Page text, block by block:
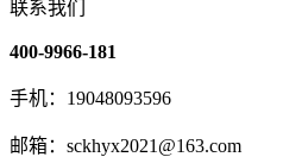
联系我们
400-9966-181
手机：19048093596
邮箱：sckhyx2021@163.com